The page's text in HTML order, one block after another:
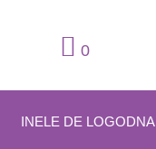
0
INELE DE LOGODNA